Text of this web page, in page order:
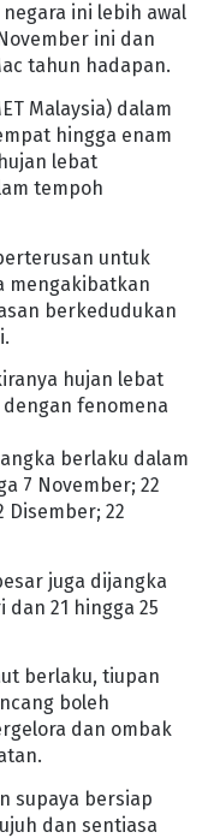
ini lebih awal
ini dan
tahun hadapan.
Malaysia) dalam
hingga enam
lebat
tempoh
untuk
mengakibatkan
berkedudukan
hujan lebat
fenomena
berlaku dalam
7 November; 22
Disember; 22
juga dijangka
dan 21 hingga 25
berlaku, tiupan
boleh
dan ombak
supaya bersiap
dan sentiasa